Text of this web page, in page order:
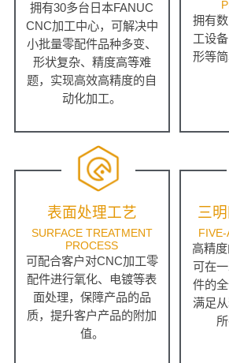
拥有30多台日本FANUC
CNC加工中心，可解决中
小批量零配件品种多变、
形状复杂、精度高等难
题，实现高效高精度的自
动化加工。
拥有
工设
形等
表面处理工艺
SURFACE TREATMENT
PROCESS
可配合客户对CNC加工零
配件进行氧化、电镀等表
面处理，保障产品的品
质，提升客户产品的附加
值。
三
高精度
可在
件的
满足